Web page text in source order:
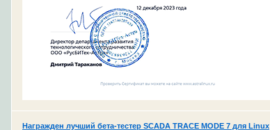
Награжден лучший бета-тестер SCADA TRACE MODE 7 для Linux